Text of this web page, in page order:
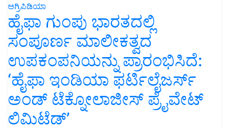
ಅಗ್ರಿಪಿಡಿಯಾ
ಹೈಫಾ ಗುಂಪು ಭಾರತದಲ್ಲಿ
ಸಂಪೂರ್ಣ ಮಾಲೀಕತ್ವದ
ಉಪಕಂಪನಿಯನ್ನು ಪ್ರಾರಂಭಿಸಿದೆ:
‘ಹೈಫಾ ಇಂಡಿಯಾ ಫರ್ಟಿಲೈಜರ್ಸ್
ಅಂಡ್ ಟೆಕ್ನೋಲಾಜೀಸ್ ಪ್ರೈವೇಟ್
ಲಿಮಿಟೆಡ್’